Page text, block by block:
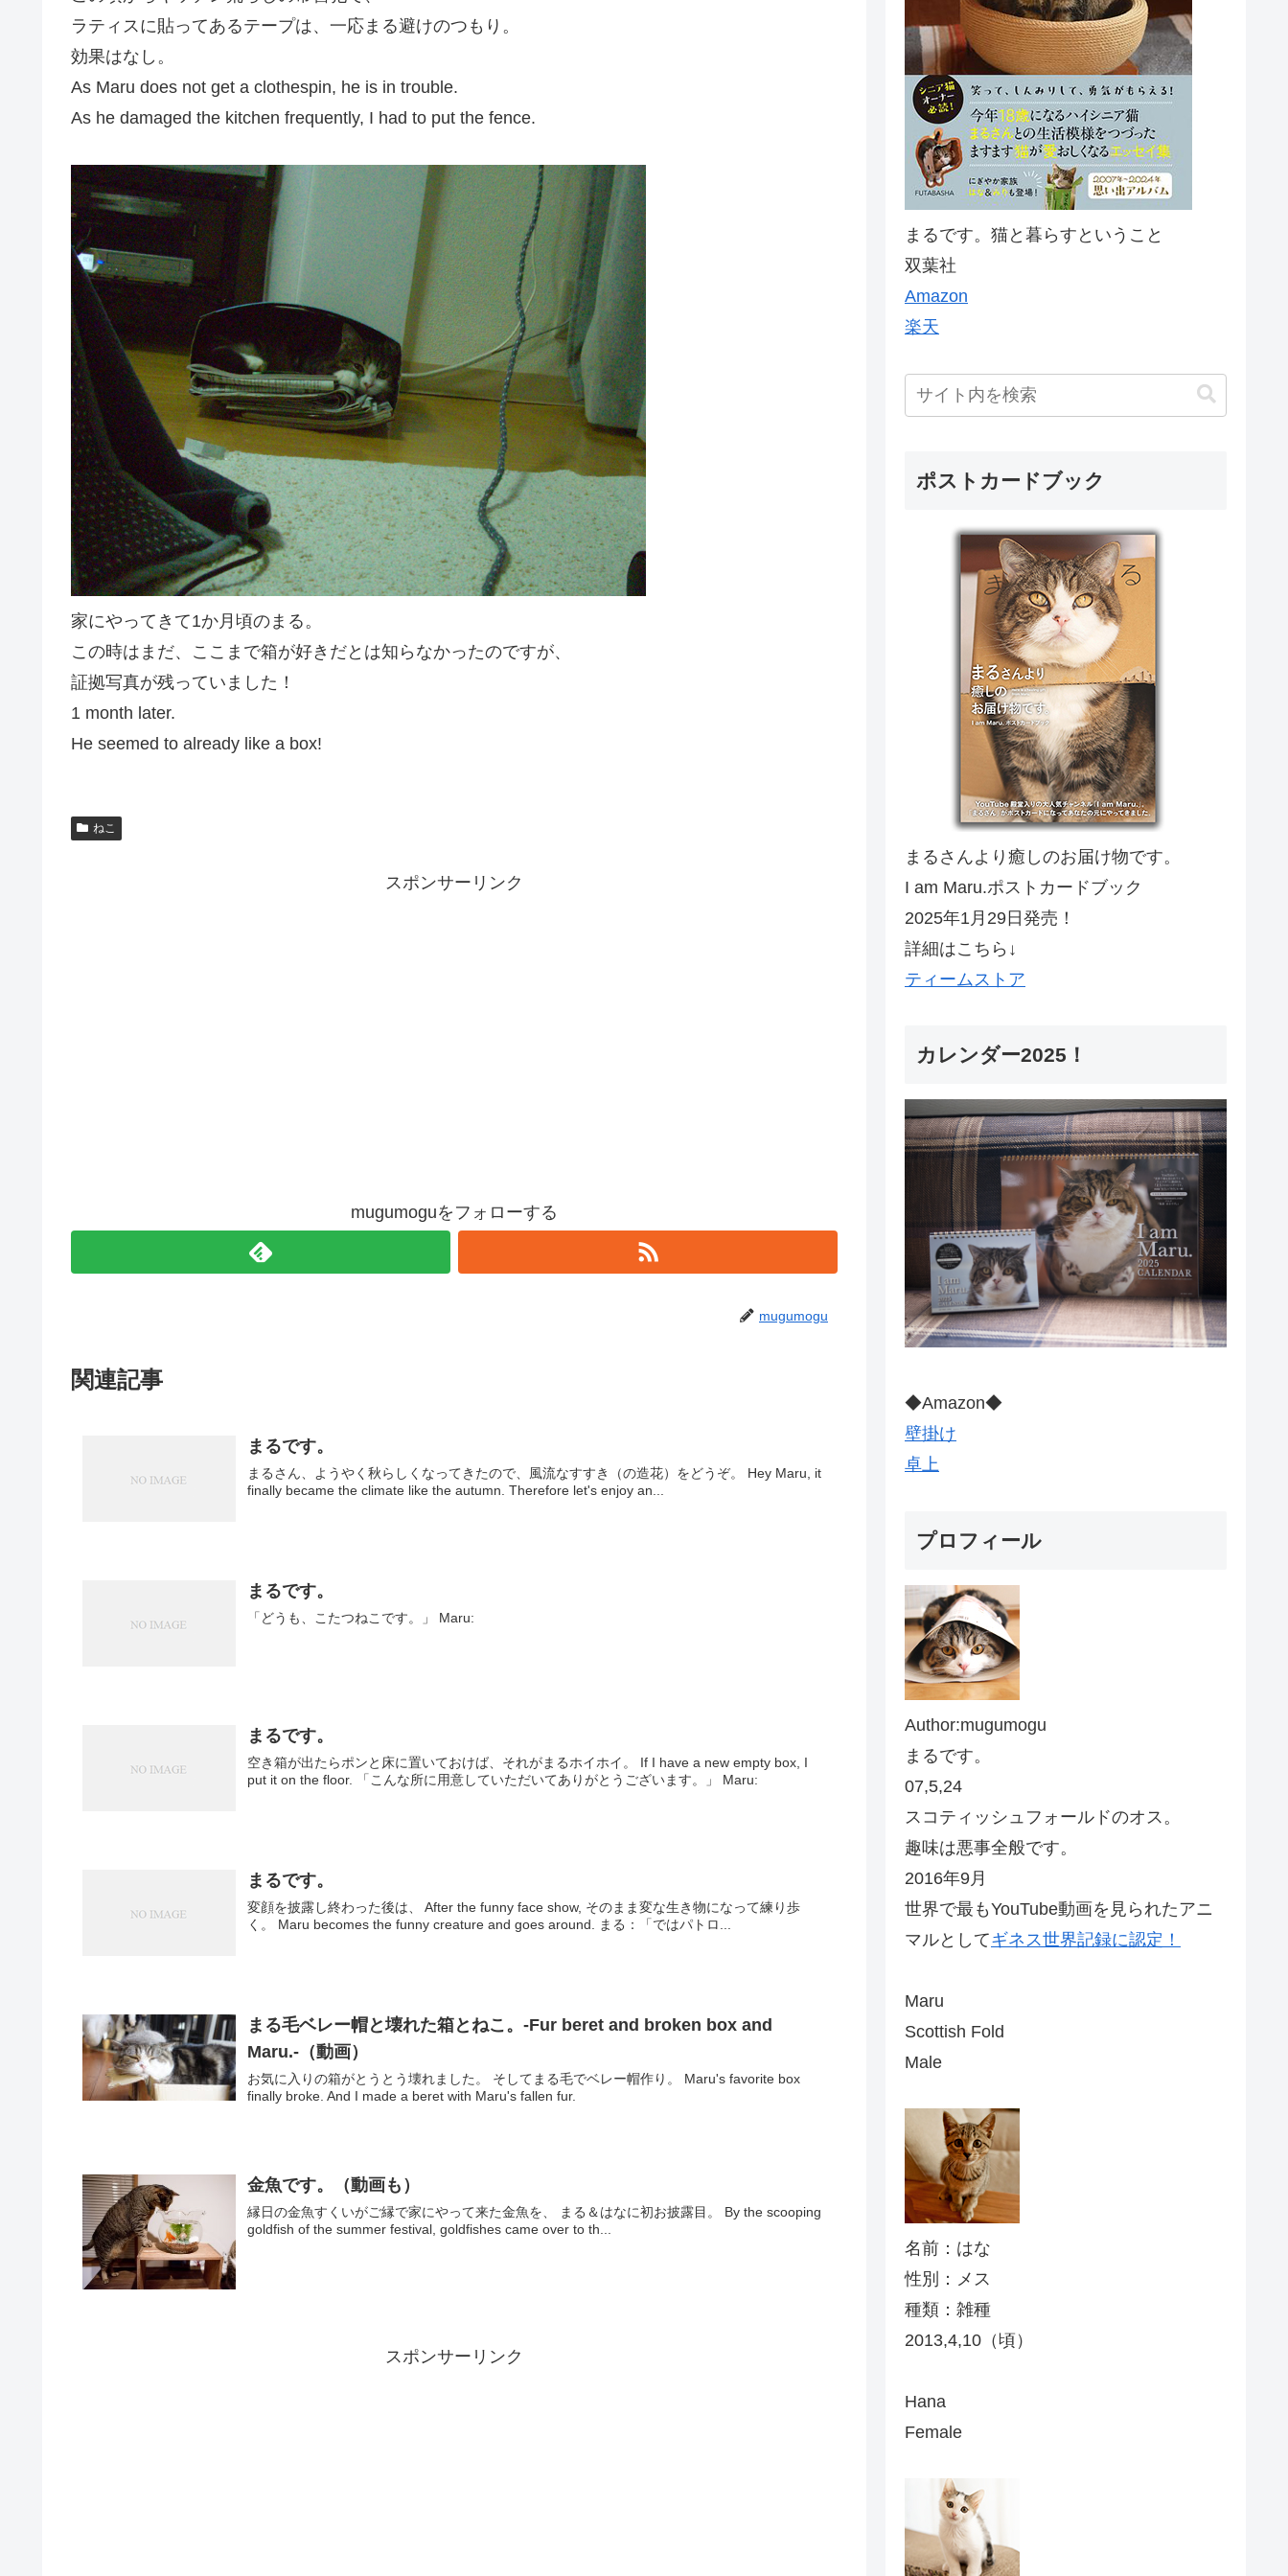
ラティスに貼ってあるテープは、一応まる避けのつもり。
効果はなし。
As Maru does not get a clothespin, he is in trouble.
As he damaged the kitchen frequently, I had to put the fence.
家にやってきて1か月頃のまる。
この時はまだ、ここまで箱が好きだとは知らなかったのですが、
証拠写真が残っていました！
1 month later.
He seemed to already like a box!
ねこ
スポンサーリンク
mugumoguをフォローする
mugumogu
関連記事
まるです。
まるさん、ようやく秋らしくなってきたので、風流なすすき（の造花）をどうぞ。 Hey Maru, it
finally became the climate like the autumn. Therefore let's enjoy an...
まるです。
「どうも、こたつねこです。」 Maru:
まるです。
空き箱が出たらポンと床に置いておけば、それがまるホイホイ。 If I have a new empty box, I
put it on the floor. 「こんな所に用意していただいてありがとうございます。」 Maru:
まるです。
変顔を披露し終わった後は、 After the funny face show, そのまま変な生き物になって練り歩
く。 Maru becomes the funny creature and goes around. まる：「ではパトロ...
まる毛ベレー帽と壊れた箱とねこ。-Fur beret and broken box and
Maru.-（動画）
お気に入りの箱がとうとう壊れました。 そしてまる毛でベレー帽作り。 Maru's favorite box
finally broke. And I made a beret with Maru's fallen fur.
金魚です。（動画も）
縁日の金魚すくいがご縁で家にやって来た金魚を、 まる＆はなに初お披露目。 By the scooping
goldfish of the summer festival, goldfishes came over to th...
スポンサーリンク
まるです。猫と暮らすということ
双葉社
Amazon
楽天
ポストカードブック
まるさんより癒しのお届け物です。
I am Maru.ポストカードブック
2025年1月29日発売！
詳細はこちら↓
ティームストア
カレンダー2025！
◆Amazon◆
壁掛け
卓上
プロフィール
Author:mugumogu
まるです。
07,5,24
スコティッシュフォールドのオス。
趣味は悪事全般です。
2016年9月
世界で最もYouTube動画を見られたアニ
マルとしてギネス世界記録に認定！
Maru
Scottish Fold
Male
名前：はな
性別：メス
種類：雑種
2013,4,10（頃）
Hana
Female